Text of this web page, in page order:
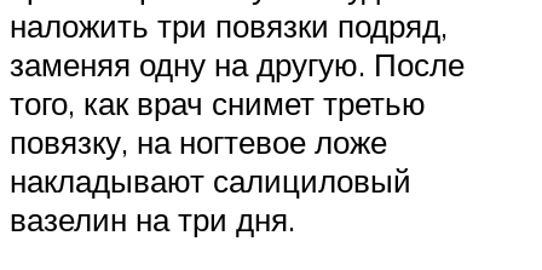
наложить три повязки подряд,
заменяя одну на другую. После
того, как врач снимет третью
повязку, на ногтевое ложе
накладывают салициловый
вазелин на три дня.